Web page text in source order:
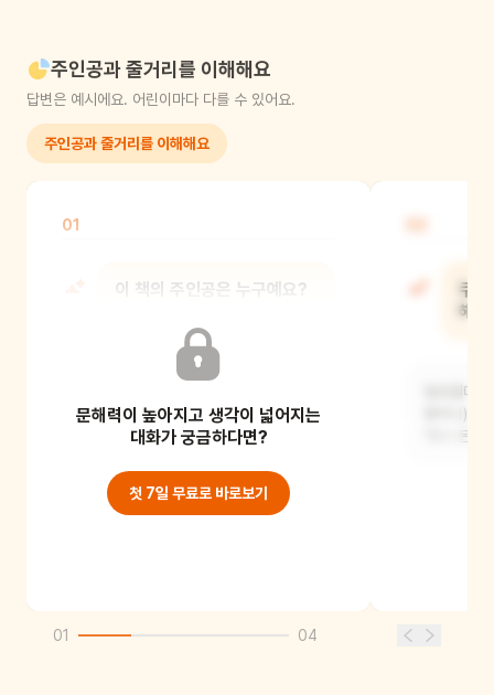
주인공과 줄거리를 이해해요
답변은 예시에요. 어린이마다 다를 수 있어요.
주인공과 줄거리를 이해해요
01
이 책의 주인공은 누구예요?
위대한 개마법사 쿠키예요.
문해력이 높아지고 생각이 넓어지는
대화가 궁금하다면?
첫 7일 무료로 바로보기
쿠
해
일요일마
할머니)로
'맛나 돈까
01 04